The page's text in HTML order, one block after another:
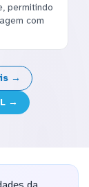
permitindo
com
→
→